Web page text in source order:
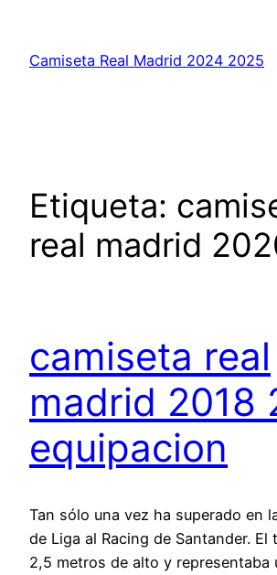
contenido
Camiseta Real Madrid 2024 2025
Etiqueta:
real madrid
camiseta real
madrid 2018
equipacion
Tan sólo una vez ha superado en
de Liga al Racing de Santander. El
2,5 metros de alto y representaba